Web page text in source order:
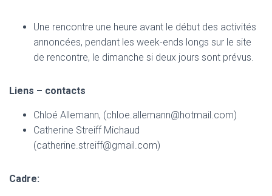
Une rencontre une heure avant le début des activités
annoncées, pendant les week-ends longs sur le site
de rencontre, le dimanche si deux jours sont prévus.
Liens – contacts
Chloé Allemann, (chloe.allemann@hotmail.com)
Catherine Streiff Michaud
(catherine.streiff@gmail.com)
Cadre: